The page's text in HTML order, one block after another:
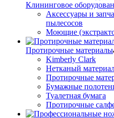
Клининговое
Аксессуары и
пылесосов
Моющие
Протирочные материалы
Kimberly Clark
Нетканый
Протирочные
Бумажные
Туалетная бумага
Протирочные